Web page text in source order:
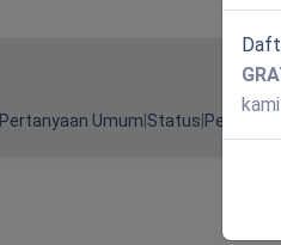
Pertanyaan Umum Status